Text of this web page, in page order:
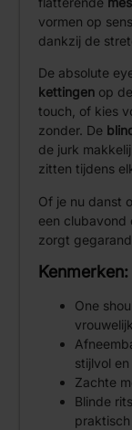
vormen op
dankzij de
De absolute
kettingen op
touch, of kies
zonder. De
de jurk
zitten tijdens
Of je nu danst
een clubavond
zorgt
Kenmerken:
One
vrouwelijk
stijlvol
Zachte
Blinde
praktisch